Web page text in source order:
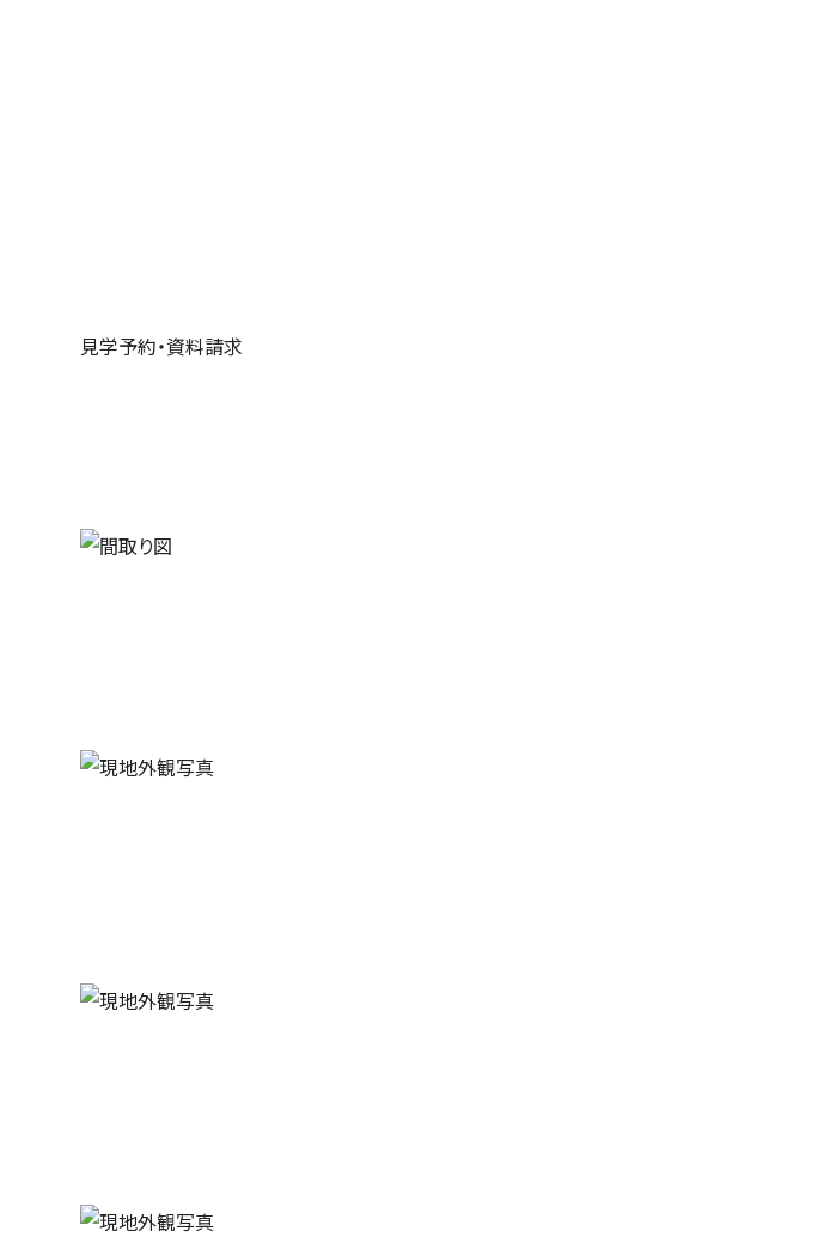
見学予約・資料請求